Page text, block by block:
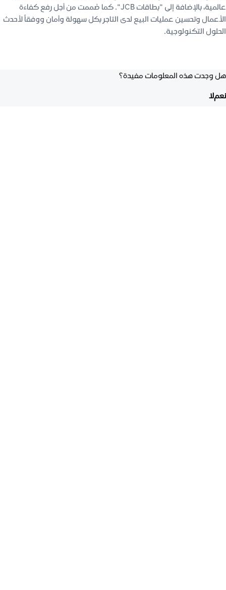
عالمية، بالإضافة إلى "بطاقات JCB". كما صُممت من أجل رفع كفاءة
الأعمال وتحسين عمليات البيع لدى التاجر بكل سهولة وأمان ووفقاً لأحدث
الحلول التكنولوجية.
هل وجدت هذه المعلومات مفيدة؟
نعملا